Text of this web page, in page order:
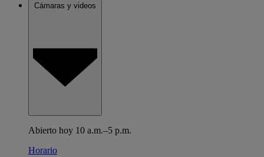
Cámaras y videos
Abierto hoy 10 a.m.–5 p.m.
Horario